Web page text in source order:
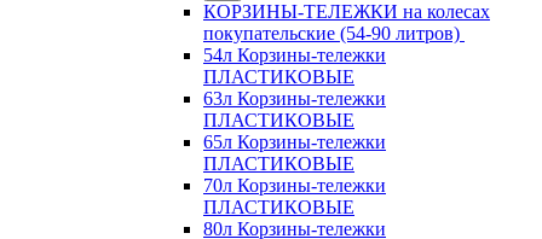
КОРЗИНЫ-ТЕЛЕЖКИ на колесах
покупательские (54-90 литров)
54л Корзины-тележки
ПЛАСТИКОВЫЕ
63л Корзины-тележки
ПЛАСТИКОВЫЕ
65л Корзины-тележки
ПЛАСТИКОВЫЕ
70л Корзины-тележки
ПЛАСТИКОВЫЕ
80л Корзины-тележки